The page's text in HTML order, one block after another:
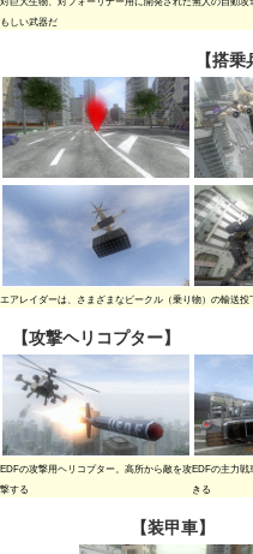
もしい武器だ
【搭
エアレイダーは、さまざまなビークル（乗り物）の輸送投
【攻撃ヘリコプター】
EDFの攻撃用ヘリコプター。高所から敵を攻
撃する
EDFの主力戦
きる
【装甲車】